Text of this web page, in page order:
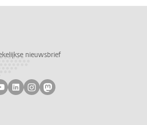
nieuwsbrief
op bluesky
ons op facebook
Volg ons op youtube
Volg ons op linkedin
Volg ons op instagram
Volg ons op mastodon